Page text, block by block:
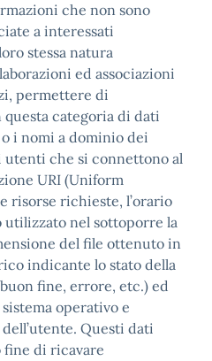
che non sono
a interessati
stessa natura
ed associazioni
permettere di
categoria di dati
i nomi a dominio dei
che si connettono al
URI (Uniform
risorse richieste, l’orario
nel sottoporre la
del file ottenuto in
indicante lo stato della
fine, errore, etc.) ed
operativo e
Questi dati
fine di ricavare